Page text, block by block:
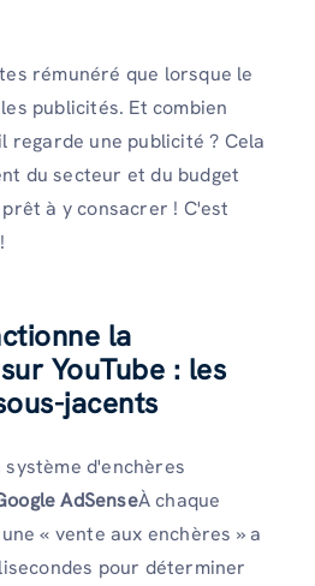
rémunéré que lorsque le
publicités. Et combien
regarde une publicité ? Cela
du secteur et du budget
à y consacrer ! C'est
la
YouTube : les
jacents
système d'enchères
AdSenseÀ chaque
« vente aux enchères » a
pour déterminer